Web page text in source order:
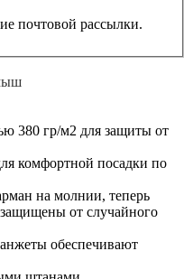
почтовой рассылки.
380 гр/м2 для защиты от
комфортной посадки по
на молнии, теперь
от случайного
обеспечивают